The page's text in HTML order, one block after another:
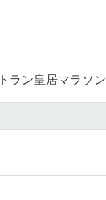
ラン皇居マラソン